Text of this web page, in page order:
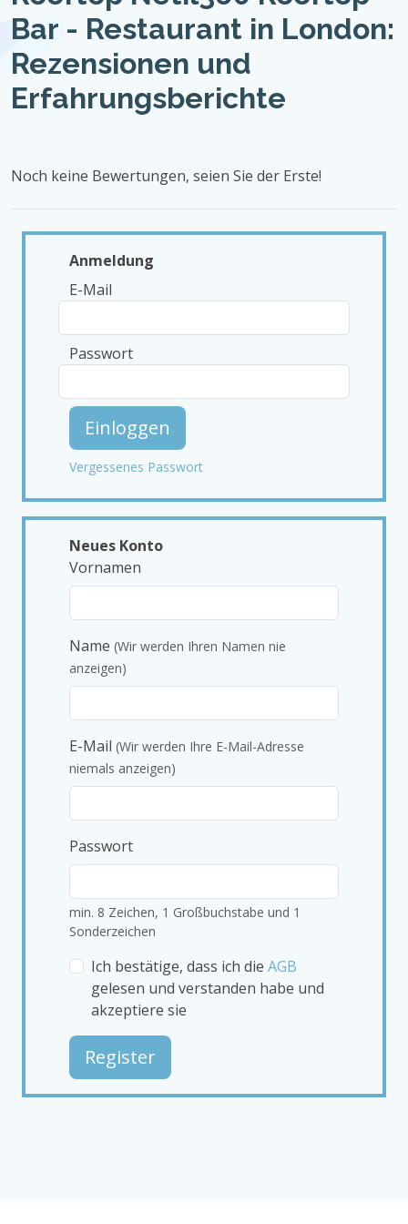
Bar - Restaurant in London:
Rezensionen und
Erfahrungsberichte
Noch keine Bewertungen, seien Sie der Erste!
Anmeldung
E-Mail
Passwort
Einloggen
Vergessenes Passwort
Neues Konto
Vornamen
Name (Wir werden Ihren Namen nie
anzeigen)
E-Mail (Wir werden Ihre E-Mail-Adresse
niemals anzeigen)
Passwort
min. 8 Zeichen, 1 Großbuchstabe und 1
Sonderzeichen
Ich bestätige, dass ich die AGB
gelesen und verstanden habe und
akzeptiere sie
Register